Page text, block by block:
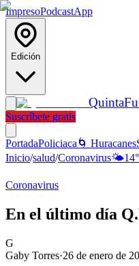
ImpresoPodcastApp
Edición
Quinta
Suscríbete gratis
PortadaPoliciaca 🌀 Huracanes
Inicio/salud/Coronavirus🌤️14
Coronavirus
En el último día
G
Gaby Torres·26 de enero de